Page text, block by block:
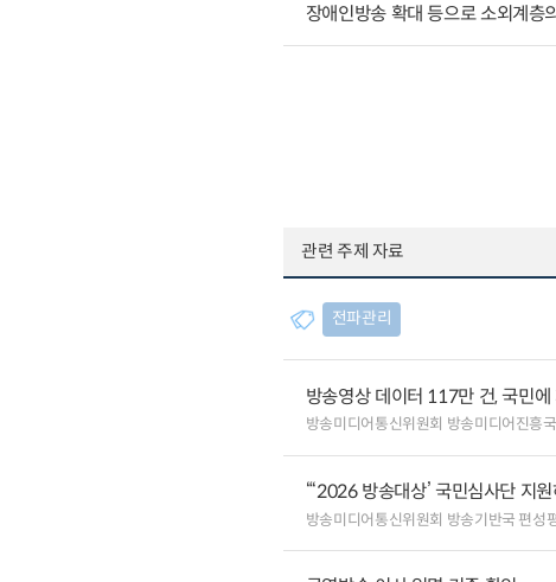
장애인방송 확대 등으로 소외계층
관련 주제 자료
전파관리
방송영상 데이터 117만 건, 국민에
방송미디어통신위원회 방송미디어진흥
“‘2026 방송대상’ 국민심사단 지
방송미디어통신위원회 방송기반국 편성